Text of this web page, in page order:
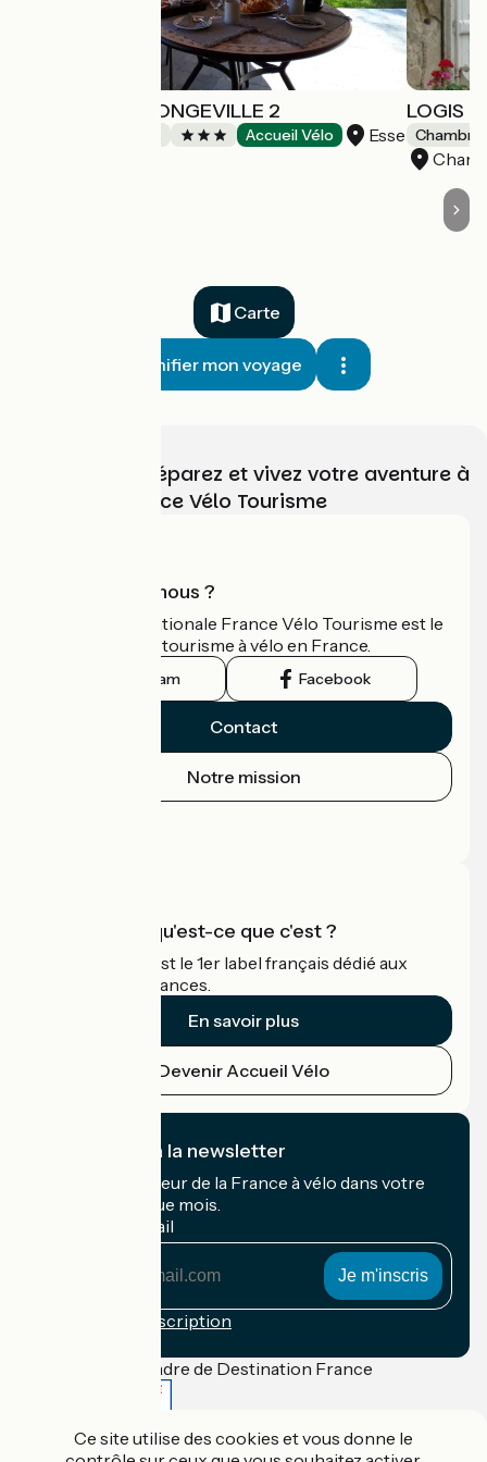
DOMAINE DE LONGEVILLE 2
Accueil Vélo Esse
LOGIS
Carte
Planifier mon voyage
Choisissez, préparez et vivez votre aventure à
vélo avec France Vélo Tourisme
Qui sommes-nous ?
L'association nationale France Vélo Tourisme est le
guide officiel du tourisme à vélo en France.
Instagram Facebook
Contact
Notre mission
Accueil Vélo qu'est-ce que c'est ?
Accueil Vélo c'est le 1er label français dédié aux
cyclistes en vacances.
En savoir plus
Devenir Accueil Vélo
Je m'abonne à la newsletter
Recevez le meilleur de la France à vélo dans votre
boîte mail chaque mois.
Mon adresse mail
Conditions d'inscription
Financé dans le cadre de Destination France
Ce site utilise des cookies et vous donne le